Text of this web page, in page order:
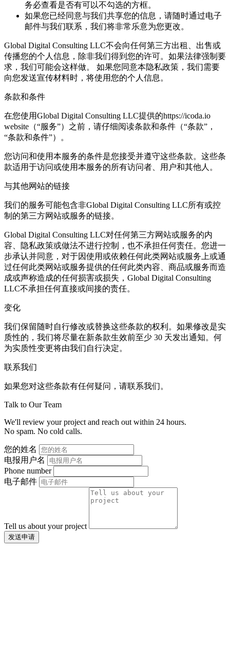
务必查看是否有可以不勾选的方框。
如果您已经同意与我们共享您的信息，请随时通过电子
邮件与我们联系，我们将非常乐意为您更改。
Global Digital Consulting LLC不会向任何第三方出租、出售或
传播您的个人信息，除非我们得到您的许可。如果法律强制要
求，我们可能会这样做。 如果您同意本隐私政策，我们需要
向您发送宣传材料时，将使用您的个人信息。
条款和条件
在您使用Global Digital Consulting LLC提供的https://icoda.io
website（“服务”）之前，请仔细阅读条款和条件（“条款”，
“条款和条件”）。
您访问和使用本服务的条件是您接受并遵守这些条款。这些条
款适用于访问或使用本服务的所有访问者、用户和其他人。
与其他网站的链接
我们的服务可能包含非Global Digital Consulting LLC所有或控
制的第三方网站或服务的链接。
Global Digital Consulting LLC对任何第三方网站或服务的内
容、隐私政策或做法不进行控制，也不承担任何责任。您进一
步承认并同意，对于因使用或依赖任何此类网站或服务上或通
过任何此类网站或服务提供的任何此类内容、商品或服务而造
成或声称造成的任何损害或损失，Global Digital Consulting
LLC不承担任何直接或间接的责任。
变化
我们保留随时自行修改或替换这些条款的权利。如果修改是实
质性的，我们将尽量在新条款生效前至少 30 天发出通知。何
为实质性变更将由我们自行决定。
联系我们
如果您对这些条款有任何疑问，请联系我们。
Talk to Our Team
We'll review your project and reach out within 24 hours.
No spam. No cold calls.
您的姓名
电报用户名
Phone number
电子邮件
Tell us about your project
发送申请